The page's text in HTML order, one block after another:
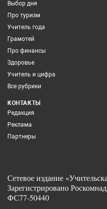
Выбор дня
Про туризм
Учитель года
Грамотей
Про финансы
Здоровье
Учитель и цифра
Все рубрики
КОНТАКТЫ
Редакция
Реклама
Партнеры
Сетевое издание
Зарегистрировано
ФС77-50440